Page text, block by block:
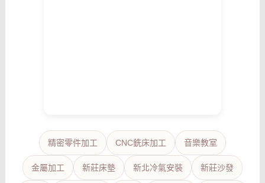
精密零件加工 CNC銑床加工 音樂教室
金屬加工 新莊床墊 新北冷氣安裝 新莊沙發